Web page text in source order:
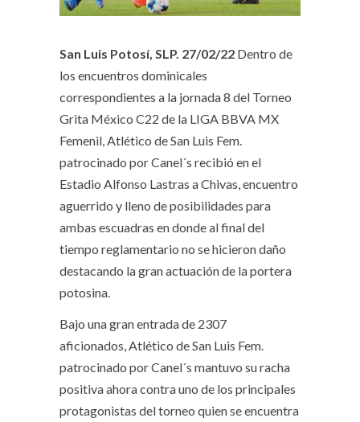
San Luis Potosí, SLP. 27/02/22 Dentro de
los encuentros dominicales
correspondientes a la jornada 8 del Torneo
Grita México C22 de la LIGA BBVA MX
Femenil, Atlético de San Luis Fem.
patrocinado por Canel´s recibió en el
Estadio Alfonso Lastras a Chivas, encuentro
aguerrido y lleno de posibilidades para
ambas escuadras en donde al final del
tiempo reglamentario no se hicieron daño
destacando la gran actuación de la portera
potosina.
Bajo una gran entrada de 2307
aficionados, Atlético de San Luis Fem.
patrocinado por Canel´s mantuvo su racha
positiva ahora contra uno de los principales
protagonistas del torneo quien se encuentra